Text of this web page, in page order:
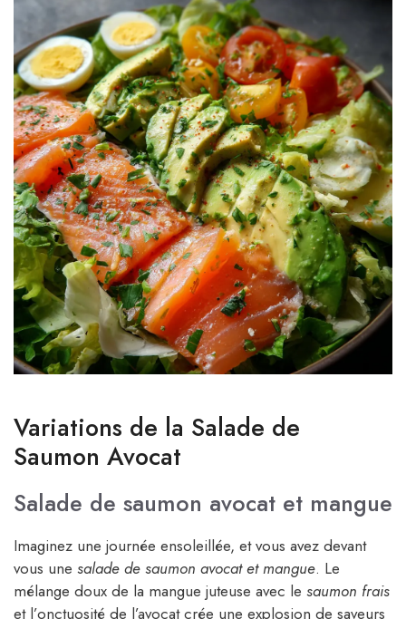
Variations de la Salade de
Saumon Avocat
Salade de saumon avocat et mangue
Imaginez une journée ensoleillée, et vous avez devant
vous une salade de saumon avocat et mangue. Le
mélange doux de la mangue juteuse avec le saumon frais
et l’onctuosité de l’avocat crée une explosion de saveurs